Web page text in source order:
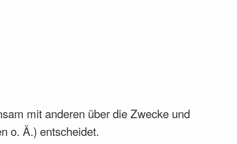
mit anderen über die Zwecke und
o. Ä.) entscheidet.